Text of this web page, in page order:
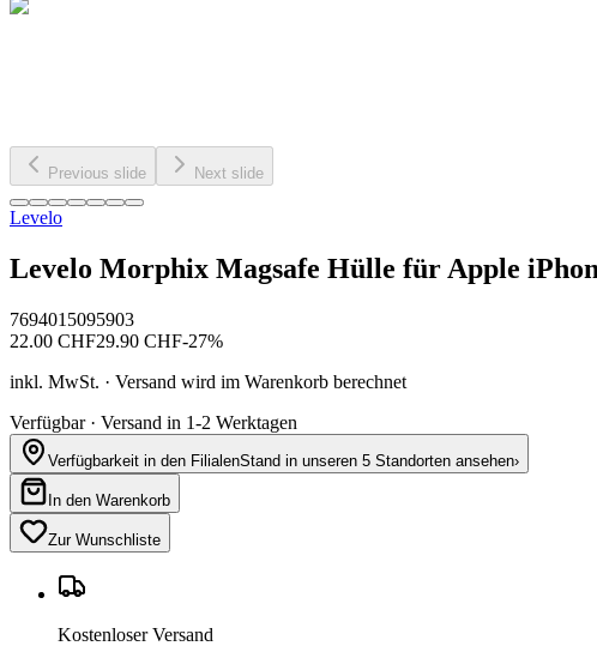
Previous slide Next slide
Levelo
Levelo Morphix Magsafe Hülle für Apple
7694015095903
22.00 CHF29.90 CHF-27%
inkl. MwSt. · Versand wird im Warenkorb berechnet
Verfügbar · Versand in 1-2 Werktagen
Verfügbarkeit in den FilialenStand in unseren 5 Standorten ansehen›
In den Warenkorb
Zur Wunschliste
Kostenloser Versand